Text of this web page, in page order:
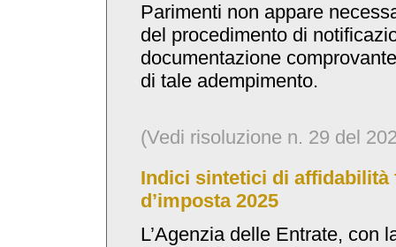
Parimenti non appare
del procedimento di
documentazione
di tale adempimento.
(Vedi risoluzione n. 29 del
Indici sintetici di affidabilità
d’imposta 2025
L’Agenzia delle Entrate, con